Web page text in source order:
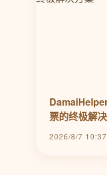
票的终极解
2026/8/7